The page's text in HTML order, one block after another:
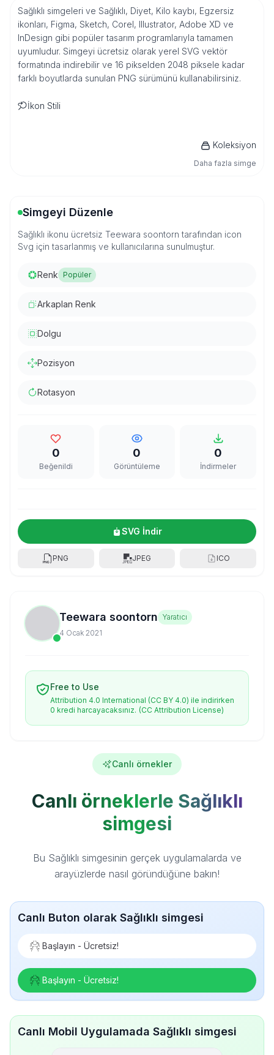
Sağlıklı simgeleri ve Sağlıklı, Diyet, Kilo kaybı, Egzersiz
ikonları, Figma, Sketch, Corel, Illustrator, Adobe XD ve
InDesign gibi popüler tasarım programlarıyla tamamen
uyumludur. Simgeyi ücretsiz olarak yerel SVG vektör
formatında indirebilir ve 16 pikselden 2048 piksele kadar
farklı boyutlarda sunulan PNG sürümünü kullanabilirsiniz.
İkon Stili
Koleksiyon
Daha fazla simge
Simgeyi Düzenle
Sağlıklı ikonu ücretsiz Teewara soontorn tarafından icon
Svg için tasarlanmış ve kullanıcılarına sunulmuştur.
Renk Popüler
Arkaplan Renk
Dolgu
Pozisyon
Rotasyon
0
Beğenildi
0
Görüntüleme
0
İndirmeler
SVG İndir
PNG JPEG ICO
Teewara soontorn Yaratıcı
4 Ocak 2021
Free to Use
Attribution 4.0 International (CC BY 4.0) ile indirirken
0 kredi harcayacaksınız. (CC Attribution License)
Canlı örnekler
Canlı örneklerle Sağlıklı
simgesi
Bu Sağlıklı simgesinin gerçek uygulamalarda ve
arayüzlerde nasıl göründüğüne bakın!
Canlı Buton olarak Sağlıklı simgesi
Başlayın - Ücretsiz!
Başlayın - Ücretsiz!
Canlı Mobil Uygulamada Sağlıklı simgesi